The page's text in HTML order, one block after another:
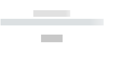
------------
----------- ----------- ----------